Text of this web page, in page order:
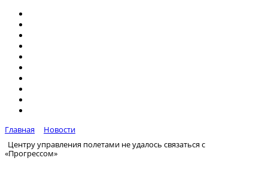
Главная
Новости
Центру управления полетами не удалось связаться с
«Прогрессом»